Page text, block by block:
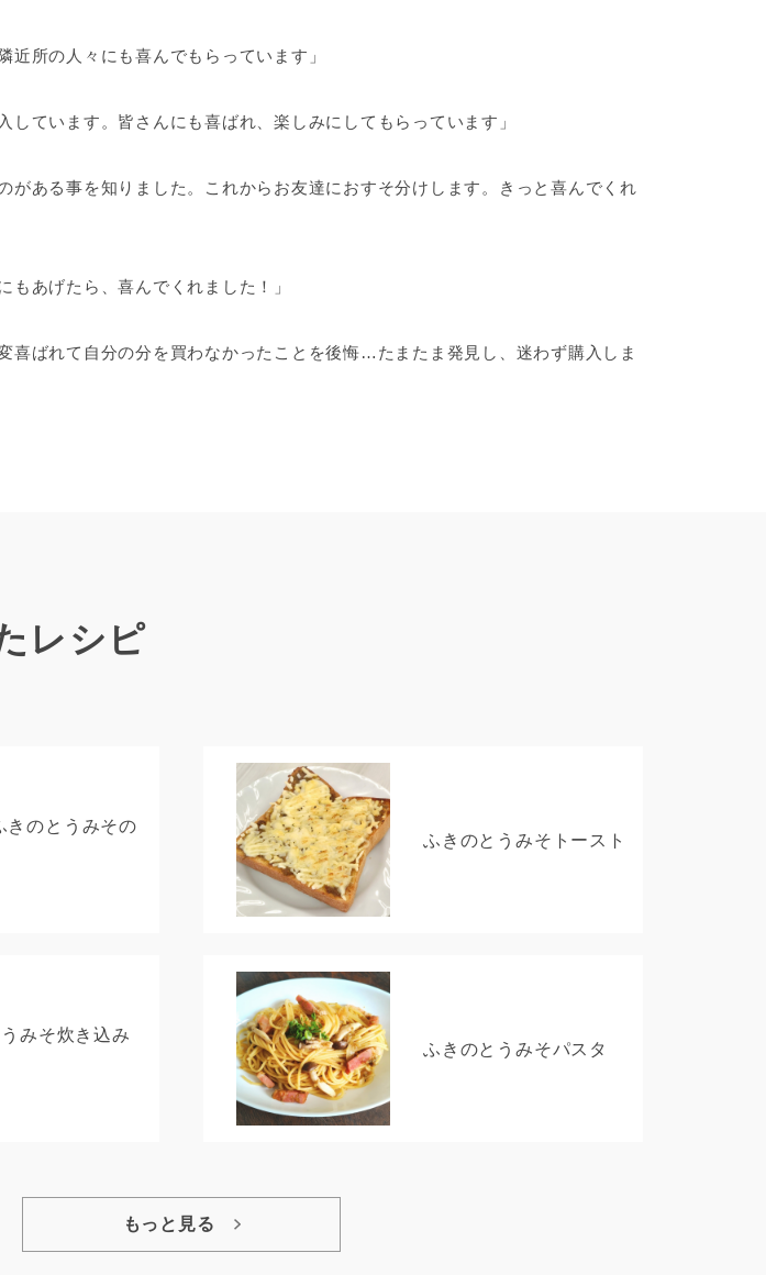
近所の人々にも喜んでもらっています」
しています。皆さんにも喜ばれ、楽しみにしてもらっています」
がある事を知りました。これからお友達におすそ分けします。きっと喜んでくれ
もあげたら、喜んでくれました！」
喜ばれて自分の分を買わなかったことを後悔…たまたま発見し、迷わず購入しま
レシピ
きのとうみその
ふきのとうみそトースト
みそ炊き込み
ふきのとうみそパスタ
もっと見る